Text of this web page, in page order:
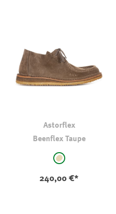
Astorflex
Beenflex Taupe
auswählen
beige
240,00 €*